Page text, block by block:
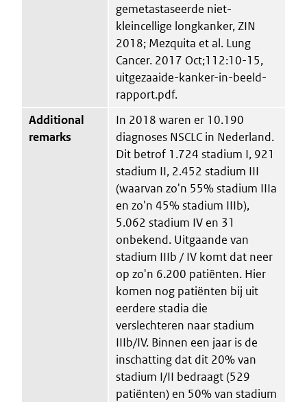
gemetastaseerde niet-
kleincellige longkanker, ZIN
2018; Mezquita et al. Lung
Cancer. 2017 Oct;112:10-15,
uitgezaaide-kanker-in-beeld-
rapport.pdf.
Additional
remarks
In 2018 waren er 10.190
diagnoses NSCLC in Nederland.
Dit betrof 1.724 stadium I, 921
stadium II, 2.452 stadium III
(waarvan zo'n 55% stadium IIIa
en zo'n 45% stadium IIIb),
5.062 stadium IV en 31
onbekend. Uitgaande van
stadium IIIb / IV komt dat neer
op zo'n 6.200 patiënten. Hier
komen nog patiënten bij uit
eerdere stadia die
verslechteren naar stadium
IIIb/IV. Binnen een jaar is de
inschatting dat dit 20% van
stadium I/II bedraagt (529
patiënten) en 50% van stadium